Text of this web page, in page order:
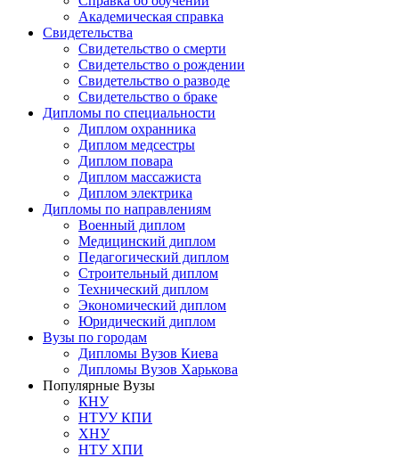
Академическая справка
Свидетельства
Свидетельство о смерти
Свидетельство о рождении
Свидетельство о разводе
Свидетельство о браке
Дипломы по специальности
Диплом охранника
Диплом медсестры
Диплом повара
Диплом массажиста
Диплом электрика
Дипломы по направлениям
Военный диплом
Медицинский диплом
Педагогический диплом
Строительный диплом
Технический диплом
Экономический диплом
Юридический диплом
Вузы по городам
Дипломы Вузов Киева
Дипломы Вузов Харькова
Популярные Вузы
КНУ
НТУУ КПИ
ХНУ
НТУ ХПИ